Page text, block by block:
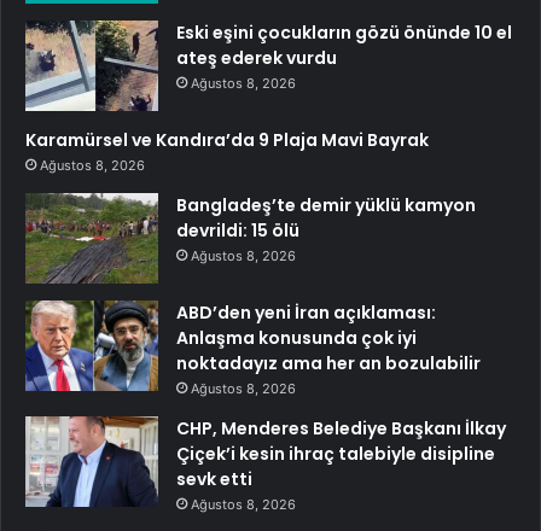
Eski eşini çocukların gözü önünde 10 el
ateş ederek vurdu
Ağustos 8, 2026
Karamürsel ve Kandıra’da 9 Plaja Mavi Bayrak
Ağustos 8, 2026
Bangladeş’te demir yüklü kamyon
devrildi: 15 ölü
Ağustos 8, 2026
ABD’den yeni İran açıklaması:
Anlaşma konusunda çok iyi
noktadayız ama her an bozulabilir
Ağustos 8, 2026
CHP, Menderes Belediye Başkanı İlkay
Çiçek’i kesin ihraç talebiyle disipline
sevk etti
Ağustos 8, 2026